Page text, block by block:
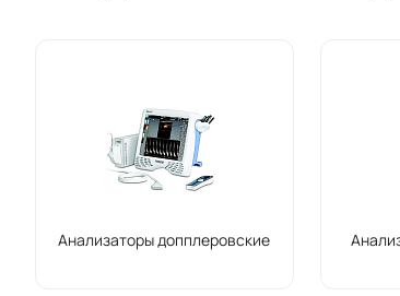
Анализаторы допплеровские